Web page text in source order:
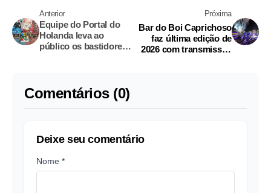
Anterior
Equipe do Portal do
Holanda leva ao
público os bastidores
Próxima
Bar do Boi Caprichoso
faz última edição de
2026 com transmissão
Comentários (0)
Deixe seu comentário
Nome *